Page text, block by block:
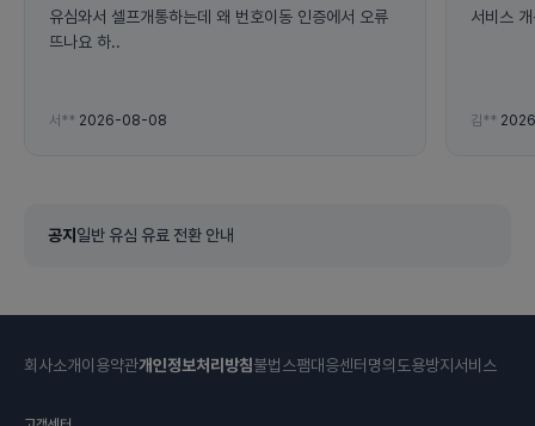
유심와서 셀프개통하는데 왜 번호이동 인증에서 오류
뜨나요 하..
서** 2026-08-08
서비스
김**
공지 일반 유심 유료 전환 안내
회사소개이용약관개인정보처리방침불법스팸대응센터 명의도용방지서비스